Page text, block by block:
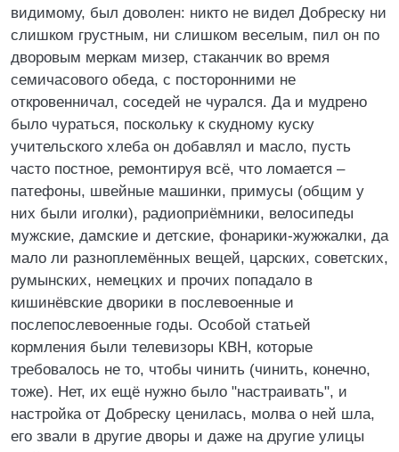
видимому, был доволен: никто не видел Добреску ни
слишком грустным, ни слишком веселым, пил он по
дворовым меркам мизер, стаканчик во время
семичасового обеда, с посторонними не
откровенничал, соседей не чурался. Да и мудрено
было чураться, поскольку к скудному куску
учительского хлеба он добавлял и масло, пусть
часто постное, ремонтируя всё, что ломается –
патефоны, швейные машинки, примусы (общим у
них были иголки), радиоприёмники, велосипеды
мужские, дамские и детские, фонарики-жужжалки, да
мало ли разноплемённых вещей, царских, советских,
румынских, немецких и прочих попадало в
кишинёвские дворики в послевоенные и
послепослевоенные годы. Особой статьей
кормления были телевизоры КВН, которые
требовалось не то, чтобы чинить (чинить, конечно,
тоже). Нет, их ещё нужно было "настраивать", и
настройка от Добреску ценилась, молва о ней шла,
его звали в другие дворы и даже на другие улицы